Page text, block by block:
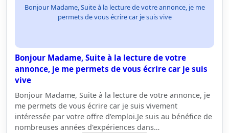
Bonjour Madame, Suite à la lecture de votre annonce, je me
permets de vous écrire car je suis vive
Bonjour Madame, Suite à la lecture de votre
annonce, je me permets de vous écrire car je suis
vive
Bonjour Madame, Suite à la lecture de votre annonce, je
me permets de vous écrire car je suis vivement
intéressée par votre offre d'emploi.Je suis au bénéfice de
nombreuses années d'expériences dans…